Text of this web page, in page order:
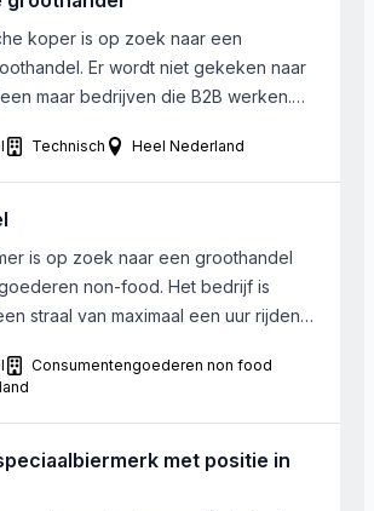
koper is op zoek naar een
Er wordt niet gekeken naar
maar bedrijven die B2B werken.
van de producten bij zit.
ondergeschikt belang Regio ook van
belang, maar als het niet in […]
Technisch Heel Nederland
is op zoek naar een groothandel
non-food. Het bedrijf is
straal van maximaal een uur rijden
zijn. Gekeken wordt naar
omzet tot maximaal 1 miljoen euro.
Consumentengoederen non food
met positie in